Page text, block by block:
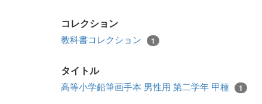
コレクション
教科書コレクション 1
タイトル
高等小学鉛筆画手本 男性用 第二学年 甲種 1